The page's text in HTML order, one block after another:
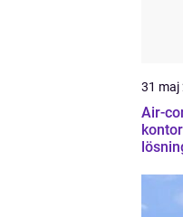
31 maj
Air-
kontor så väljer du rätt